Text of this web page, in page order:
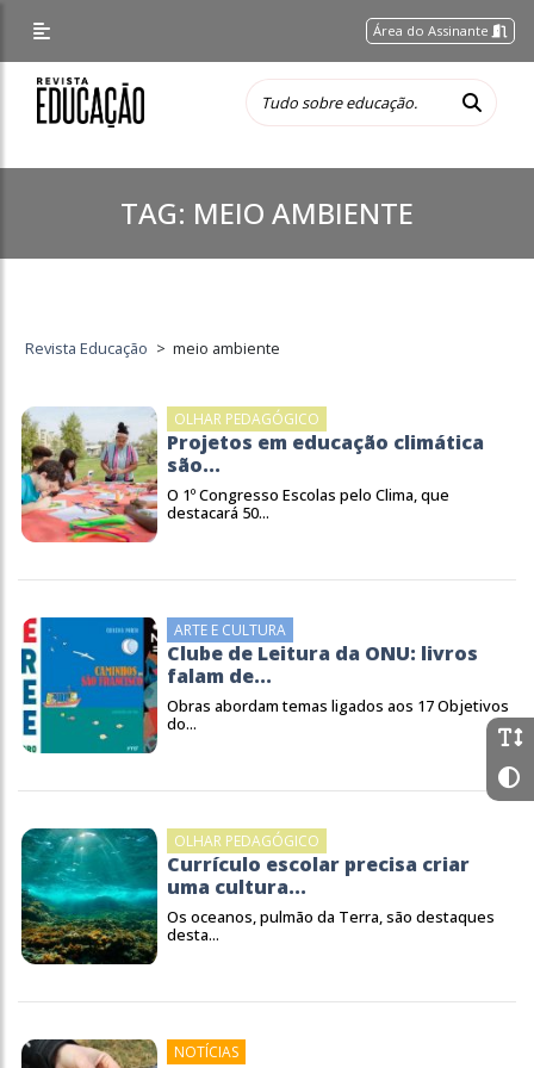
Área do Assinante
TAG: MEIO AMBIENTE
Revista Educação > meio ambiente
OLHAR PEDAGÓGICO
Projetos em educação climática
são...
O 1º Congresso Escolas pelo Clima, que
destacará 50...
ARTE E CULTURA
Clube de Leitura da ONU: livros
falam de...
Obras abordam temas ligados aos 17 Objetivos
do...
OLHAR PEDAGÓGICO
Currículo escolar precisa criar
uma cultura...
Os oceanos, pulmão da Terra, são destaques
desta...
NOTÍCIAS